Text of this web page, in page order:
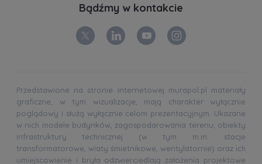
Bądźmy w kontakcie
Przedstawione na stronie internetowej murapol.pl materiały
graficzne, w tym wizualizacje, mają charakter wyłącznie
poglądowy i służą wyłącznie celom prezentacyjnym. Ukazane
w nich modele budynków, zagospodarowania terenu, obiekty
infrastruktury technicznej (w tym m.in. stacje
transformatorowe, wiaty śmietnikowe, wentylatornie) oraz ich
umiejscowienie i bryła odzwierciedlają założenia projektowe